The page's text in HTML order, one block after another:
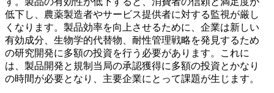
低下し、農薬製造者やサービス提供者に対する監視が厳し
くなります。製品効率を向上させるために、企業は新しい
有効成分、生物学的代替物、耐性管理戦略を発見するため
の研究開発に多額の投資を行う必要があります。これに
は、製品開発と規制当局の承認獲得に多額の投資とかなり
の時間が必要となり、主要企業にとって課題が生じます。